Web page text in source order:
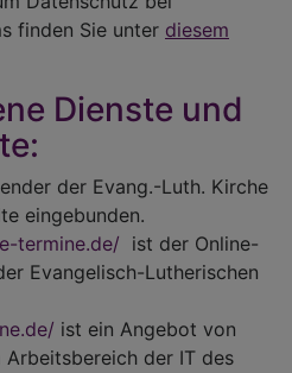
finden Sie unter diesem
Dienste und
der Evang.-Luth. Kirche
eingebunden.
termine.de/ ist der Online-
Evangelisch-Lutherischen
ist ein Angebot von
der IT des